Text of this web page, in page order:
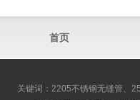
首页
关键词：2205不锈钢无缝管、